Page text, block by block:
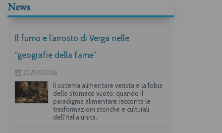
News
Il fumo e l’arrosto di Verga nelle
“geografie della fame”
20/07/2026
Il sistema alimentare verista e la fobia
dello stomaco vuoto: quando il
paradigma alimentare racconta le
trasformazioni storiche e culturali
dell’Italia unita.